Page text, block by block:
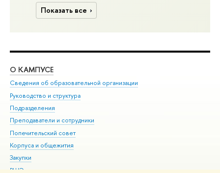
Показать все
О КАМПУСЕ
Сведения об образовательной организации
Руководство и структура
Подразделения
Преподаватели и сотрудники
Попечительский совет
Корпуса и общежития
Закупки
ВШЭ для студентов с ограниченными возможностями